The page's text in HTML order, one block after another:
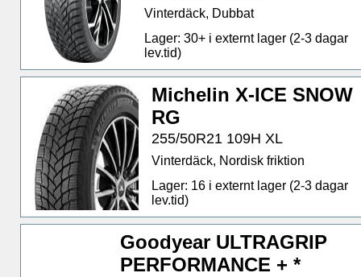
Vinterdäck, Dubbat
Lager: 30+ i externt lager (2-3 dagar
lev.tid)
Michelin X-ICE SNOW
RG
255/50R21 109H XL
Vinterdäck, Nordisk friktion
Lager: 16 i externt lager (2-3 dagar
lev.tid)
Goodyear ULTRAGRIP
PERFORMANCE + *